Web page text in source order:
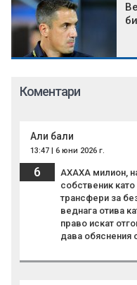
Коментари
Али бали
13:47 | 6 юни 2026 г.
6
АХАХА милион,
собственик
трансфери за
веднага отива
право искат
дава обяснения